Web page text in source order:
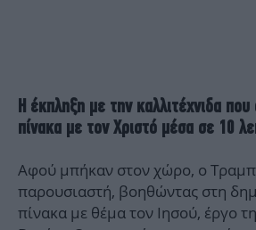
Η έκπληξη με την καλλιτέχνιδα που
πίνακα με τον Χριστό μέσα σε 10
Αφού μπήκαν στον χώρο, ο
παρουσιαστή, βοηθώντας στη
πίνακα με θέμα τον Ιησού, έργο